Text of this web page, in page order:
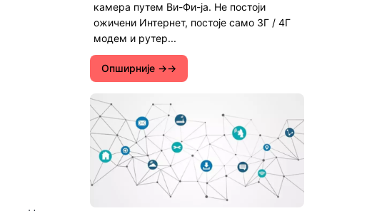
камера путем Ви-Фи-ја. Не постоји
ожичени Интернет, постоје само 3Г / 4Г
модем и рутер...
Опширније →